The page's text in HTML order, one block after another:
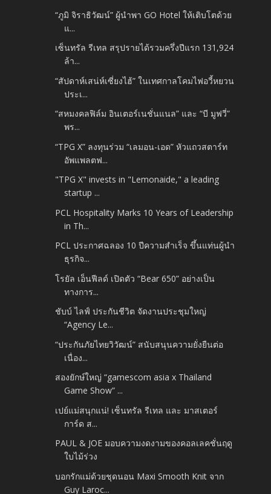
“ภูมิ จิราธิวัฒน์” ผู้นำพา GO Hotel ให้เติบโตด้วย
แ...
เซ็นทรัล รีเทล สรุปรายได้รวมครึ่งปีแรก 131,924
ล้า...
“สัปดาห์เสน่ห์เซี่ยงไฮ้” ในเทศกาลโคมไฟอวี้หยวน
ประเ...
“สหมงคลฟิล์ม อินเตอร์เนชั่นแนล” และ “บี มูฟวี่”
พร...
“TPG X” ลงทุนร่วม “เลมอน-เอด” หัวแถวสตาร์ท
อัพแพลตฟ...
"TPG X" invests in "Lemonaide," a leading
startup ...
PCL Hospitality Marks 10 Years of Leadership
in Th...
PCL ประกาศฉลอง 10 ปีความสำเร็จ ขึ้นแท่นผู้นำ
ธุรกิจ...
โรยัล เอ็นฟีลด์ เปิดตัว “Bear 650” อย่างเป็น
ทางการ...
ชับบ์ ไลฟ์ ประกันชีวิต จัดงานประชุมใหญ่
“Agency Le...
“ประกันภัยไทยวิวัฒน์” สนับสนุนความยั่งยืนต่อ
เนื่อง...
สองยักษ์ใหญ่ “gamescom asia x Thailand
Game Show” ...
เปย์แม่สนุกแน่! เซ็นทรัล รีเทล และ มาสเตอร์
การ์ด ส...
PAUL & JOE มอบความงดงามของคอลเลคชั่นฤดู
ใบไม้ร่วง
บอกรักแม่ด้วยชุดนอน Maxi Smooth Knit จาก
Guy Laroc...